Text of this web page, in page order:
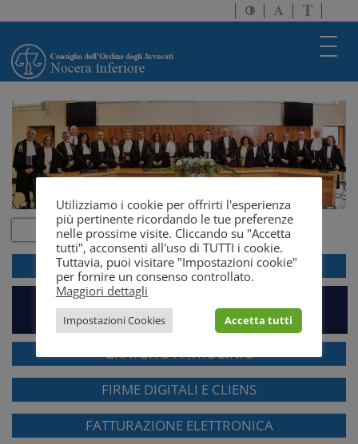
Attiva/disattiva
alto
Attiva/
dimensione
a
solo
ACCEDI ALLAWEBMAIL
PIATTAFORMA EVENTI E FORMAZIONE
GRATUITO PATROCINIO
FIRME DIGITALI E CLIENS
FATTURAZIONE ELETTRONICA
Utilizziamo i cookie per offrirti l'esperienza
più pertinente ricordando le tue preferenze
nelle prossime visite. Cliccando su "Accetta
tutti", acconsenti all'uso di TUTTI i cookie.
Tuttavia, puoi visitare "Impostazioni cookie"
per fornire un consenso controllato.
Maggiori dettagli
Impostazioni Cookies Accetta tutti